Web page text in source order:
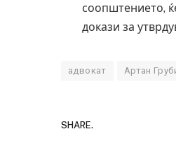
соопштението,
докази за
адвокат Артан
SHARE.